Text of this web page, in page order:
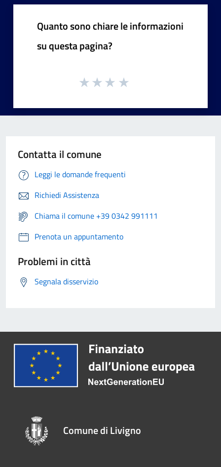
Quanto sono chiare le informazioni
su questa pagina?
Contatta il comune
Leggi le domande frequenti
Richiedi Assistenza
Chiama il comune +39 0342 991111
Prenota un appuntamento
Problemi in città
Segnala disservizio
Comune di Livigno